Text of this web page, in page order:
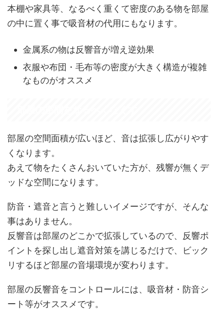
本棚や家具等、なるべく重くて密度のある物を部屋
の中に置く事で吸音材の代用にもなります。
金属系の物は反響音が増え逆効果
衣服や布団・毛布等の密度が大きく構造が複雑
なものがオススメ
部屋の空間面積が広いほど、音は拡張し広がりやす
くなります。
あえて物をたくさんおいていた方が、残響が無くデ
ッドな空間になります。
防音・遮音と言うと難しいイメージですが、そんな
事はありません。
反響音は部屋のどこかで拡張しているので、反響ポ
イントを探し出し遮音対策を講じるだけで、ビック
リするほど部屋の音場環境が変わります。
部屋の反響音をコントロールには、吸音材・防音シ
ート等がオススメです。